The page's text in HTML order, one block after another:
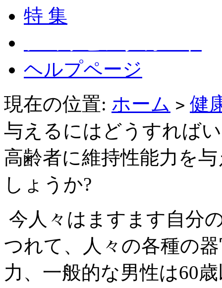
特 集
ヘルプページ
現在の位置: ホーム > 健
与えるにはどうすれば
高齢者に維持性能力を
しょうか?
今人々はますます自分
つれて、人々の各種の
力、一般的な男性は60